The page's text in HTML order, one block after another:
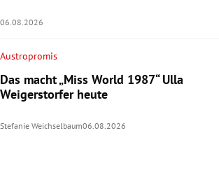
06.08.2026
Austropromis
Das macht „Miss World 1987“ Ulla
Weigerstorfer heute
Stefanie Weichselbaum06.08.2026